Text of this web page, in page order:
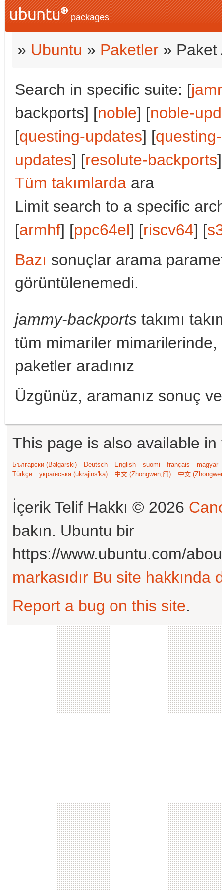
packages
» Ubuntu » Paketler » Paket
Search in specific suite: [
backports] [noble] [noble-
[questing-updates] [
updates] [resolute-backports
Tüm takımlarda ara
Limit search to a specific
[armhf] [ppc64el] [riscv64] [
Bazı sonuçlar arama
görüntülenemedi.
jammy-backports takımı
tüm mimariler mimarilerinde,
paketler aradınız
Üzgünüz, aramanız sonuç
This page is also available
Български (Bəlgarski) Deutsch English suomi français
magyar
Türkçe
українська (ukrajins'ka) 中文 (Zhongwen,简) 中文
İçerik Telif Hakkı © 2026
bakın. Ubuntu bir
https://www.ubuntu.com/
markasıdır Bu site hakkında
Report a bug on this site.